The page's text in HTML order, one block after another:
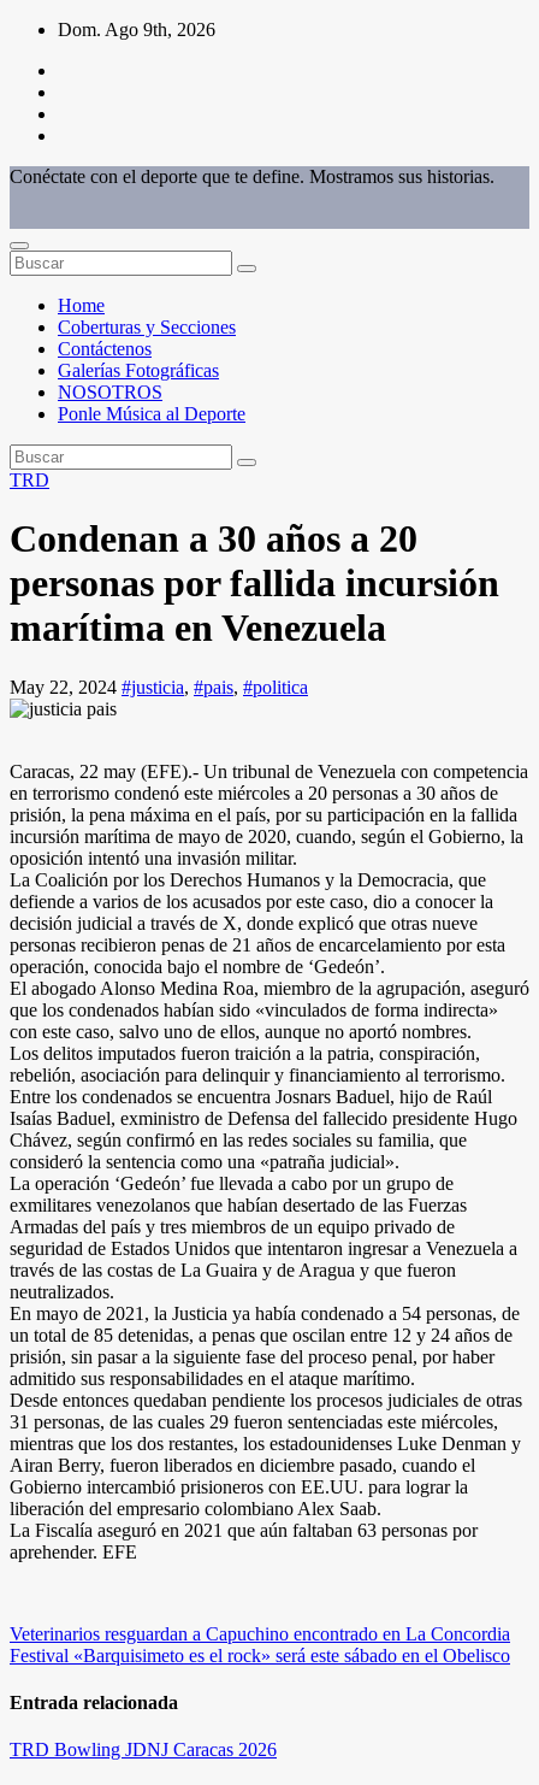
Saltar
contenido
Dom. Ago 9th, 2026
Conéctate con el deporte que te define. Mostramos sus historias.
Home
Coberturas y Secciones
Contáctenos
Galerías Fotográficas
NOSOTROS
Ponle Música al Deporte
TRD
Condenan a 30 años a 20
personas por fallida incursión
marítima en Venezuela
May 22, 2024 #justicia, #pais, #politica
Caracas, 22 may (EFE).- Un tribunal de Venezuela con competencia
en terrorismo condenó este miércoles a 20 personas a 30 años de
prisión, la pena máxima en el país, por su participación en la fallida
incursión marítima de mayo de 2020, cuando, según el Gobierno, la
oposición intentó una invasión militar.
La Coalición por los Derechos Humanos y la Democracia, que
defiende a varios de los acusados por este caso, dio a conocer la
decisión judicial a través de X, donde explicó que otras nueve
personas recibieron penas de 21 años de encarcelamiento por esta
operación, conocida bajo el nombre de ‘Gedeón’.
El abogado Alonso Medina Roa, miembro de la agrupación, aseguró
que los condenados habían sido «vinculados de forma indirecta»
con este caso, salvo uno de ellos, aunque no aportó nombres.
Los delitos imputados fueron traición a la patria, conspiración,
rebelión, asociación para delinquir y financiamiento al terrorismo.
Entre los condenados se encuentra Josnars Baduel, hijo de Raúl
Isaías Baduel, exministro de Defensa del fallecido presidente Hugo
Chávez, según confirmó en las redes sociales su familia, que
consideró la sentencia como una «patraña judicial».
La operación ‘Gedeón’ fue llevada a cabo por un grupo de
exmilitares venezolanos que habían desertado de las Fuerzas
Armadas del país y tres miembros de un equipo privado de
seguridad de Estados Unidos que intentaron ingresar a Venezuela a
través de las costas de La Guaira y de Aragua y que fueron
neutralizados.
En mayo de 2021, la Justicia ya había condenado a 54 personas, de
un total de 85 detenidas, a penas que oscilan entre 12 y 24 años de
prisión, sin pasar a la siguiente fase del proceso penal, por haber
admitido sus responsabilidades en el ataque marítimo.
Desde entonces quedaban pendiente los procesos judiciales de otras
31 personas, de las cuales 29 fueron sentenciadas este miércoles,
mientras que los dos restantes, los estadounidenses Luke Denman y
Airan Berry, fueron liberados en diciembre pasado, cuando el
Gobierno intercambió prisioneros con EE.UU. para lograr la
liberación del empresario colombiano Alex Saab.
La Fiscalía aseguró en 2021 que aún faltaban 63 personas por
aprehender. EFE
Navegación
de
entradas
Veterinarios resguardan a Capuchino encontrado en La Concordia
Festival «Barquisimeto es el rock» será este sábado en el Obelisco
Entrada relacionada
TRD Bowling JDNJ Caracas 2026